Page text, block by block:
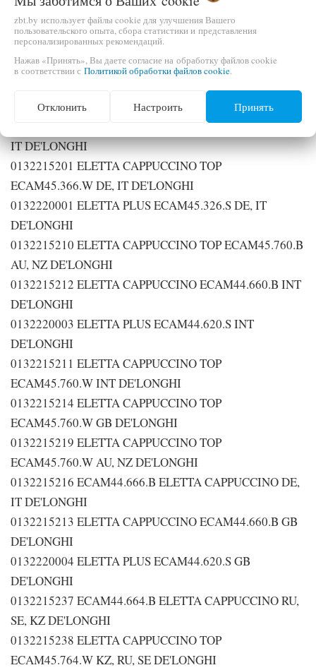
0132215235 PRIMADONNA XS ETAM36.364.M KZ, RU,
SE DE'LONGHI
0132215229 PRIMADONNA S ECAM28.465.M GB
DE'LONGHI
0132215316 PRIMADONNA S ECAM28.465.MB CH
DE'LONGHI
0132215191 ELETTA CAPPUCCINO ECAM45.366.B DE,
IT DE'LONGHI
0132215201 ELETTA CAPPUCCINO TOP
ECAM45.366.W DE, IT DE'LONGHI
0132220001 ELETTA PLUS ECAM45.326.S DE, IT
DE'LONGHI
0132215210 ELETTA CAPPUCCINO TOP ECAM45.760.B
AU, NZ DE'LONGHI
0132215212 ELETTA CAPPUCCINO ECAM44.660.B INT
DE'LONGHI
0132220003 ELETTA PLUS ECAM44.620.S INT
DE'LONGHI
0132215211 ELETTA CAPPUCCINO TOP
ECAM45.760.W INT DE'LONGHI
0132215214 ELETTA CAPPUCCINO TOP
ECAM45.760.W GB DE'LONGHI
0132215219 ELETTA CAPPUCCINO TOP
ECAM45.760.W AU, NZ DE'LONGHI
0132215216 ECAM44.666.B ELETTA CAPPUCCINO DE,
IT DE'LONGHI
0132215213 ELETTA CAPPUCCINO ECAM44.660.B GB
DE'LONGHI
0132220004 ELETTA PLUS ECAM44.620.S GB
DE'LONGHI
0132215237 ECAM44.664.B ELETTA CAPPUCCINO RU,
SE, KZ DE'LONGHI
0132215238 ELETTA CAPPUCCINO TOP
ECAM45.764.W KZ, RU, SE DE'LONGHI
zbt.by использует файлы cookie для улучшения Вашего
пользовательского опыта, сбора статистики и представления
персонализированных рекомендаций.
Нажав «Принять», Вы даете согласие на обработку файлов cookie
в соответствии с Политикой обработки файлов cookie.
Отклонить Настроить Принять